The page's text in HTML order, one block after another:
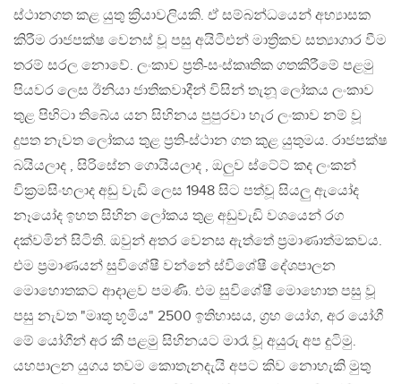
ස්ථානගත කළ යුතු ක්‍රියාවලියකි. ඒ සම්බන්ධයෙන් අභ්‍යාසක
කිරීම රාජපක්ෂ වෙනස් වූ පසු අයිටීඑන් මාත්‍රිකව සත්‍යාගාර වීම
තරම් සරල නොවේ. ලංකාව ප්‍රති-සංස්කෘතික ගතකිරීමේ පළමු
පියවර ලෙස ඊනියා ජාතිකවාදීන් විසින් තැනූ ලෝකය ලංකාව
තුළ පිහිටා තිබේය යන සිහිනය පුපුරවා හැර ලංකාව නම් වූ
දුපත නැවත ලෝකය තුළ ප්‍රති-ස්ථාන ගත කුළ යුතුමය. රාජපක්ෂ
බයියලාද , සිරිසේන ගොයියලාද , ඔලුව ස්ටේට් කද ලංකන්
වික්‍රමසිංහලාද අඩු වැඩි ලෙස 1948 සිට පත්වූ සියලු ඇයෝද
නෑයෝද ඉහත සිහින ලෝකය තුළ අඩුවැඩි වශයෙන් රග
දක්වමින් සිටිති. ඔවුන් අතර වෙනස ඇත්තේ ප්‍රමාණාත්මකවය.
එම ප්‍රමාණයන් සුවිශේෂී වන්නේ ස්විශේෂී දේශපාලන
මොහොතකට ආදාළව පමණි. එම සුවිශේෂී මොහොත පසු වූ
පසු නැවත "මෘතූ භූමිය" 2500 ඉතිහාසය, ග්‍රහ යෝග, අර යෝගී
මේ යෝගීන් අර කී පළමු සිහිනයට මාරෑ වූ අයුරු අප දුටිමු.
යහපාලන යුගය තවම කොතැනදැයි අපට කිව නොහැකි මුතු